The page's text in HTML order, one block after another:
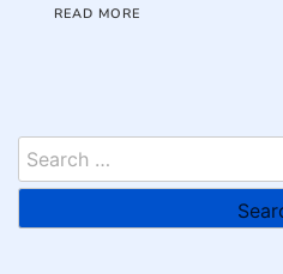
READ MORE
Search
for: